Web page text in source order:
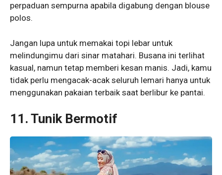
perpaduan sempurna apabila digabung dengan blouse
polos.
Jangan lupa untuk memakai topi lebar untuk
melindungimu dari sinar matahari. Busana ini terlihat
kasual, namun tetap memberi kesan manis. Jadi, kamu
tidak perlu mengacak-acak seluruh lemari hanya untuk
menggunakan pakaian terbaik saat berlibur ke pantai.
11. Tunik Bermotif